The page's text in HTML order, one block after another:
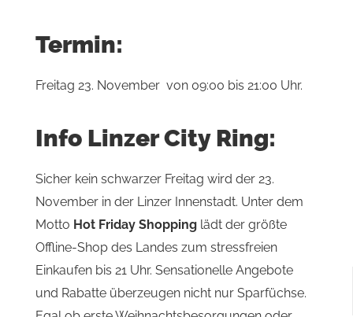
Termin:
Freitag 23. November von 09:00 bis 21:00 Uhr.
Info Linzer City Ring:
Sicher kein schwarzer Freitag wird der 23.
November in der Linzer Innenstadt. Unter dem
Motto Hot Friday Shopping lädt der größte
Offline-Shop des Landes zum stressfreien
Einkaufen bis 21 Uhr. Sensationelle Angebote
und Rabatte überzeugen nicht nur Sparfüchse.